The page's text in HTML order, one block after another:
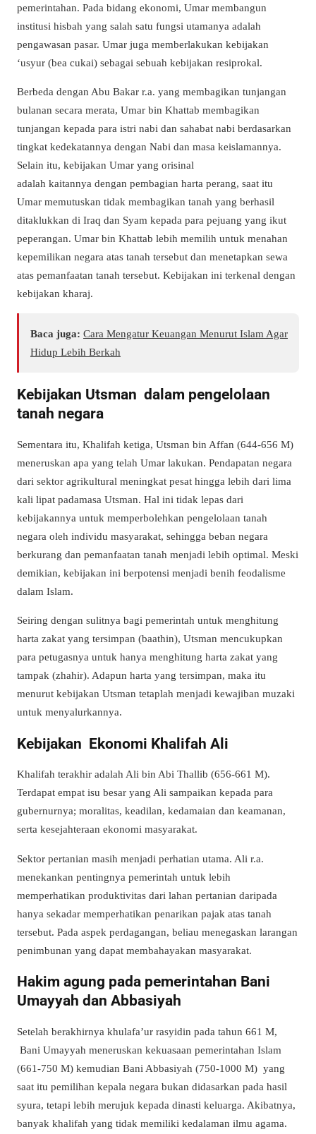
pemerintahan. Pada bidang ekonomi, Umar membangun
institusi hisbah yang salah satu fungsi utamanya adalah
pengawasan pasar. Umar juga memberlakukan kebijakan
‘usyur (bea cukai) sebagai sebuah kebijakan resiprokal.
Berbeda dengan Abu Bakar r.a. yang membagikan tunjangan
bulanan secara merata, Umar bin Khattab membagikan
tunjangan kepada para istri nabi dan sahabat nabi berdasarkan
tingkat kedekatannya dengan Nabi dan masa keislamannya.
Selain itu, kebijakan Umar yang orisinal
adalah kaitannya dengan pembagian harta perang, saat itu
Umar memutuskan tidak membagikan tanah yang berhasil
ditaklukkan di Iraq dan Syam kepada para pejuang yang ikut
peperangan. Umar bin Khattab lebih memilih untuk menahan
kepemilikan negara atas tanah tersebut dan menetapkan sewa
atas pemanfaatan tanah tersebut. Kebijakan ini terkenal dengan
kebijakan kharaj.
Baca juga: Cara Mengatur Keuangan Menurut Islam Agar
Hidup Lebih Berkah
Kebijakan Utsman dalam pengelolaan
tanah negara
Sementara itu, Khalifah ketiga, Utsman bin Affan (644-656 M)
meneruskan apa yang telah Umar lakukan. Pendapatan negara
dari sektor agrikultural meningkat pesat hingga lebih dari lima
kali lipat padamasa Utsman. Hal ini tidak lepas dari
kebijakannya untuk memperbolehkan pengelolaan tanah
negara oleh individu masyarakat, sehingga beban negara
berkurang dan pemanfaatan tanah menjadi lebih optimal. Meski
demikian, kebijakan ini berpotensi menjadi benih feodalisme
dalam Islam.
Seiring dengan sulitnya bagi pemerintah untuk menghitung
harta zakat yang tersimpan (baathin), Utsman mencukupkan
para petugasnya untuk hanya menghitung harta zakat yang
tampak (zhahir). Adapun harta yang tersimpan, maka itu
menurut kebijakan Utsman tetaplah menjadi kewajiban muzaki
untuk menyalurkannya.
Kebijakan Ekonomi Khalifah Ali
Khalifah terakhir adalah Ali bin Abi Thallib (656-661 M).
Terdapat empat isu besar yang Ali sampaikan kepada para
gubernurnya; moralitas, keadilan, kedamaian dan keamanan,
serta kesejahteraan ekonomi masyarakat.
Sektor pertanian masih menjadi perhatian utama. Ali r.a.
menekankan pentingnya pemerintah untuk lebih
memperhatikan produktivitas dari lahan pertanian daripada
hanya sekadar memperhatikan penarikan pajak atas tanah
tersebut. Pada aspek perdagangan, beliau menegaskan larangan
penimbunan yang dapat membahayakan masyarakat.
Hakim agung pada pemerintahan Bani
Umayyah dan Abbasiyah
Setelah berakhirnya khulafa’ur rasyidin pada tahun 661 M,
Bani Umayyah meneruskan kekuasaan pemerintahan Islam
(661-750 M) kemudian Bani Abbasiyah (750-1000 M) yang
saat itu pemilihan kepala negara bukan didasarkan pada hasil
syura, tetapi lebih merujuk kepada dinasti keluarga. Akibatnya,
banyak khalifah yang tidak memiliki kedalaman ilmu agama.